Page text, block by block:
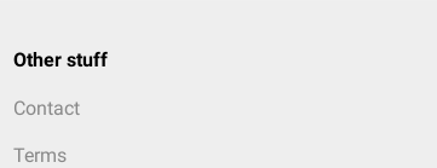
Other stuff
Contact
Terms